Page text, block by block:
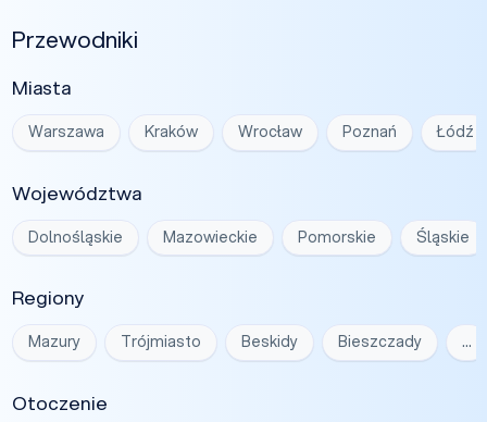
Przewodniki
Miasta
Warszawa Kraków Wrocław Poznań Łódź
Województwa
Dolnośląskie Mazowieckie Pomorskie Śląskie
Regiony
Mazury Trójmiasto Beskidy Bieszczady …
Otoczenie